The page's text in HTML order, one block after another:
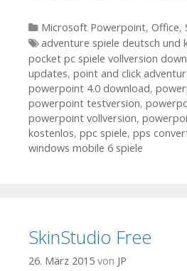
Kategorien
Microsoft Powerpoint, Office,
Tags
adventure spiele deutsch und
pocket pc spiele vollversion
updates, point and click
powerpoint 4.0 download,
powerpoint testversion,
powerpoint vollversion,
kostenlos, ppc spiele, pps
windows mobile 6 spiele
SkinStudio Free
26. März 2015 von JP